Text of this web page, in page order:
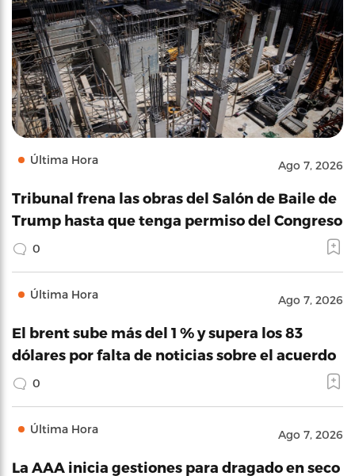
Última Hora Ago 7, 2026
Tribunal frena las obras del Salón de Baile de
Trump hasta que tenga permiso del Congreso
0
Última Hora Ago 7, 2026
El brent sube más del 1 % y supera los 83
dólares por falta de noticias sobre el acuerdo
0
Última Hora Ago 7, 2026
La AAA inicia gestiones para dragado en seco